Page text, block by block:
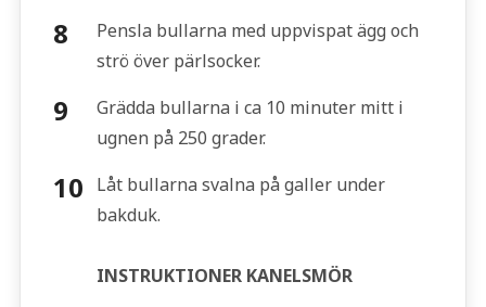
Pensla bullarna med uppvispat ägg och
strö över pärlsocker.
Grädda bullarna i ca 10 minuter mitt i
ugnen på 250 grader.
Låt bullarna svalna på galler under
bakduk.
INSTRUKTIONER KANELSMÖR